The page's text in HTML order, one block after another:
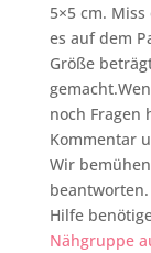
5×5 cm.
es auf dem
Größe
noch Fragen
Kommentar
Wir
Hilfe
Nähgruppe